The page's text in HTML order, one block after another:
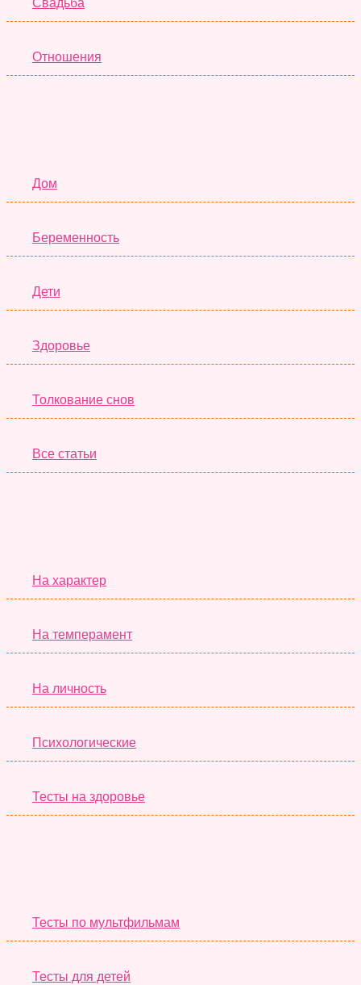
Свадьба
Отношения
Дом
Беременность
Дети
Здоровье
Толкование снов
Все статьи
На характер
На темперамент
На личность
Психологические
Тесты на здоровье
Тесты по мультфильмам
Тесты для детей